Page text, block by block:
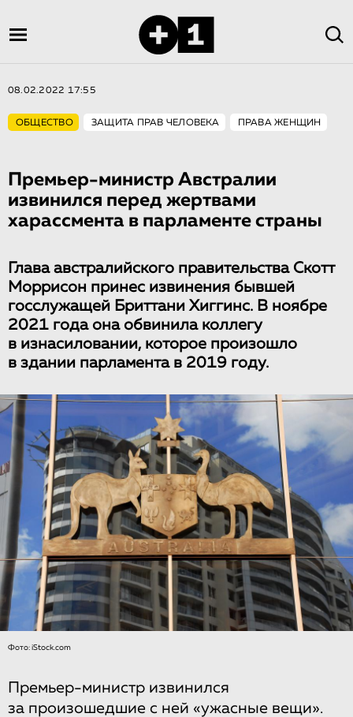
08.02.2022 17:55
ОБЩЕСТВО ЗАЩИТА ПРАВ ЧЕЛОВЕКА ПРАВА ЖЕНЩИН
Премьер-министр Австралии
извинился перед жертвами
харассмента в парламенте страны
Глава австралийского правительства Скотт
Моррисон принес извинения бывшей
госслужащей Бриттани Хиггинс. В ноябре
2021 года она обвинила коллегу
в изнасиловании, которое произошло
в здании парламента в 2019 году.
Фото: iStock.com
Премьер-министр извинился
за произошедшие с ней «ужасные вещи».